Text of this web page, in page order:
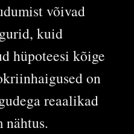
võivad
kuid
hüpoteesi kõige
on
reaalikad
nähtus.